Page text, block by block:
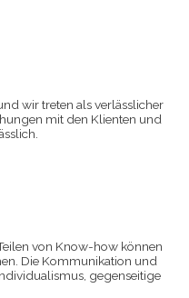
wir treten als verlässlicher
mit den Klienten und
von Know-how können
Die Kommunikation und
gegenseitige